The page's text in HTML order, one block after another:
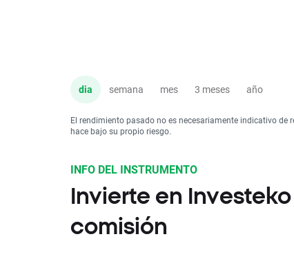
dia semana mes 3 meses año
El rendimiento pasado no es necesariamente indicativo
hace bajo su propio riesgo.
INFO DEL INSTRUMENTO
Invierte en
comisión